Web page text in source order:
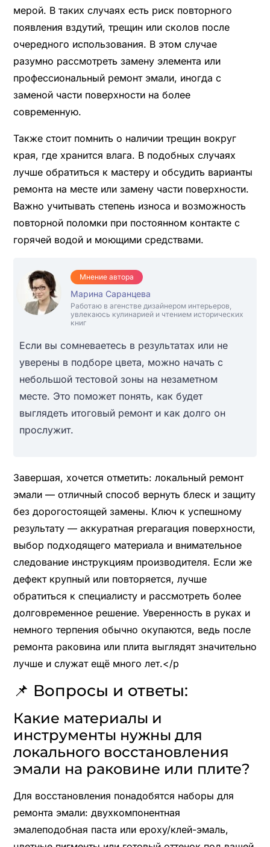
мерой. В таких случаях есть риск повторного
появления вздутий, трещин или сколов после
очередного использования. В этом случае
разумно рассмотреть замену элемента или
профессиональный ремонт эмали, иногда с
заменой части поверхности на более
современную.
Также стоит помнить о наличии трещин вокруг
края, где хранится влага. В подобных случаях
лучше обратиться к мастеру и обсудить варианты
ремонта на месте или замену части поверхности.
Важно учитывать степень износа и возможность
повторной поломки при постоянном контакте с
горячей водой и моющими средствами.
Мнение автора
Марина Саранцева
Работаю в агенстве дизайнером интерьеров,
увлекаюсь кулинарией и чтением исторических
книг
Если вы сомневаетесь в результатах или не
уверены в подборе цвета, можно начать с
небольшой тестовой зоны на незаметном
месте. Это поможет понять, как будет
выглядеть итоговый ремонт и как долго он
прослужит.
Завершая, хочется отметить: локальный ремонт
эмали — отличный способ вернуть блеск и защиту
без дорогостоящей замены. Ключ к успешному
результату — аккуратная preparация поверхности,
выбор подходящего материала и внимательное
следование инструкциям производителя. Если же
дефект крупный или повторяется, лучше
обратиться к специалисту и рассмотреть более
долговременное решение. Уверенность в руках и
немного терпения обычно окупаются, ведь после
ремонта раковина или плита выглядят значительно
лучше и служат ещё много лет.</p
📌 Вопросы и ответы:
Какие материалы и
инструменты нужны для
локального восстановления
эмали на раковине или плите?
Для восстановления понадобятся наборы для
ремонта эмали: двухкомпонентная
эмалеподобная паста или epoxy/клей-эмаль,